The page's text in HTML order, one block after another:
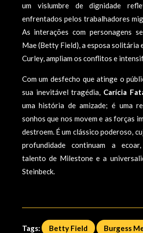
um vislumbre de dignidade
enfrentados pelos trabalhadores
As interações com personagens
Mae (Betty Field), a esposa solitária
Curley, ampliam os conflitos e
Com um desfecho que atinge o
sua inevitável tragédia, Carícia
uma história de amizade; é uma
sonhos que nos movem e as forças
destroem. É um clássico poderoso,
profundidade continuam a
talento de Milestone e a
Steinbeck.
Tags: Betty Field Burgess